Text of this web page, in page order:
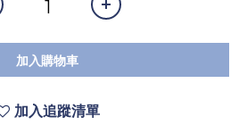
加入購物車
加入追蹤清單